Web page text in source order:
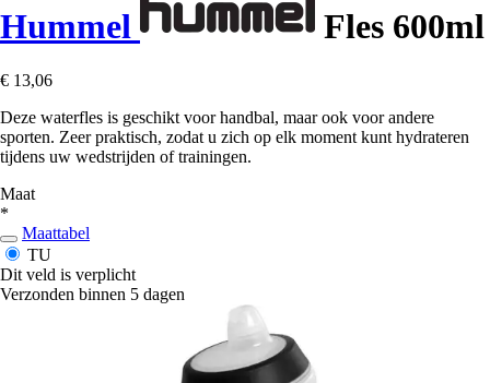
Hummel Fles 600ml
€ 13,06
Deze waterfles is geschikt voor handbal, maar ook voor andere
sporten. Zeer praktisch, zodat u zich op elk moment kunt hydrateren
tijdens uw wedstrijden of trainingen.
Maat
*
Maattabel
TU
Dit veld is verplicht
Verzonden binnen 5 dagen